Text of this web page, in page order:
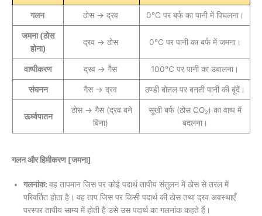
गलन ठोस → द्रव 0°C पर बर्फ का पानी में पिघलना।
जमना (ठोस
होना)
द्रव → ठोस 0°C पर पानी का बर्फ में जमना।
वाष्पीकरण द्रव → गैस 100°C पर पानी का उबालना।
संघनन गैस → द्रव ठण्डी बोतल पर बनती पानी की बूंदें।
ऊर्ध्वपातन
ठोस → गैस (द्रव बने
बिना)
सूखी बर्फ (ठोस CO₂) का वाष्प में
बदलना।
गलन और हिमीकरण [जमना]
गलनांक: वह तापमान जिस पर कोई पदार्थ तापीय संतुलन में ठोस से तरल में
परिवर्तित होता है। वह ताप जिस पर किसी पदार्थ की ठोस तथा द्रव अवस्थाएँ
परस्पर तापीय साम्य में होती हैं उसे उस पदार्थ का गलनांक कहते हैं।